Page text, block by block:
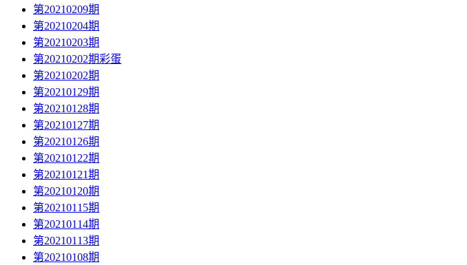
第20210209期
第20210204期
第20210203期
第20210202期彩蛋
第20210202期
第20210129期
第20210128期
第20210127期
第20210126期
第20210122期
第20210121期
第20210120期
第20210115期
第20210114期
第20210113期
第20210108期